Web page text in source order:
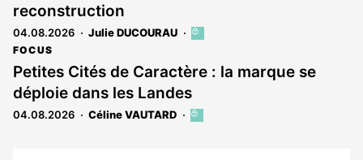
reconstruction
04.08.2026 Julie DUCOURAU
Cet
réservé
aux
abonnés
FOCUS
Petites Cités de Caractère : la marque se
déploie dans les Landes
04.08.2026 Céline VAUTARD
Cet